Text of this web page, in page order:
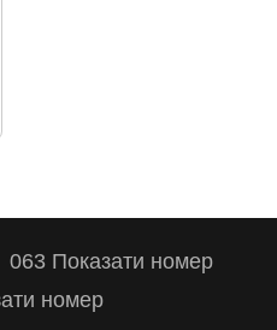
063 Показати номер
номер